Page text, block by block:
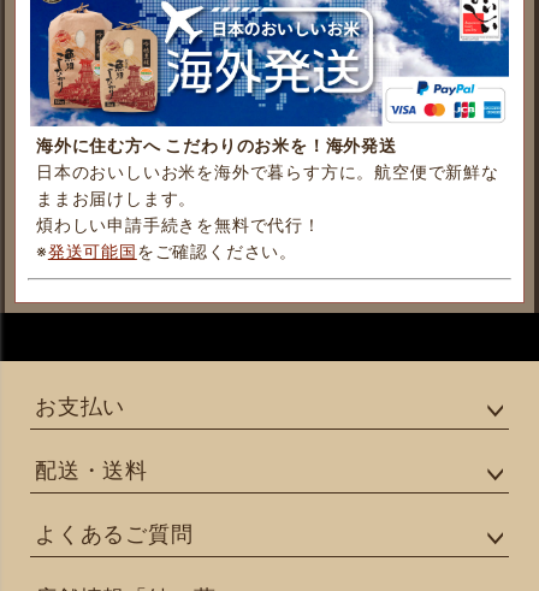
海外に住む方へ こだわりのお米を！海外発送
日本のおいしいお米を海外で暮らす方に。航空便で新鮮な
ままお届けします。
煩わしい申請手続きを無料で代行！
※発送可能国をご確認ください。
お支払い
配送・送料
よくあるご質問